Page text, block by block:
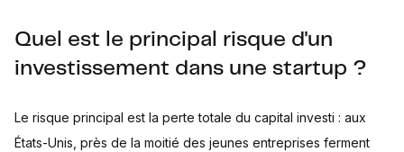
Quel est le principal risque d'un
investissement dans une startup ?
Le risque principal est la perte totale du capital investi : aux
États-Unis, près de la moitié des jeunes entreprises ferment